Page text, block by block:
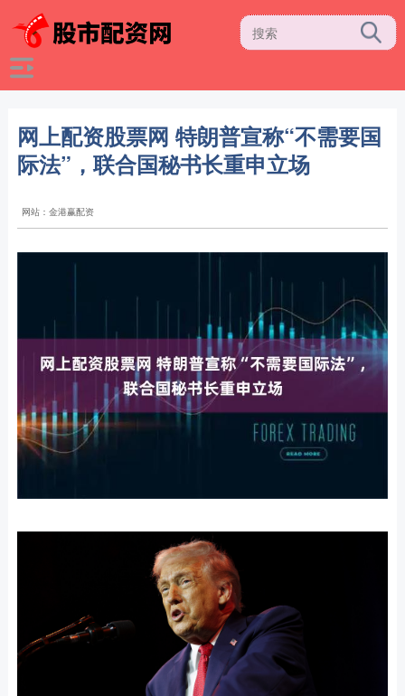
网上配资股票网 特朗普宣称“不需要国
际法”，联合国秘书长重申立场
网站：金港赢配资